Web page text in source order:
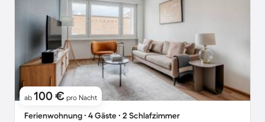
ab 100 € pro Nacht
Ferienwohnung ∙ 4 Gäste ∙ 2 Schlafzimmer